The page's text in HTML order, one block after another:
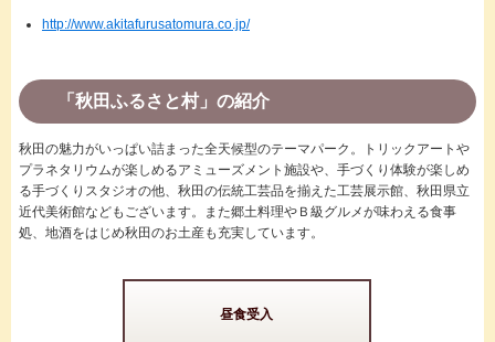
http://www.akitafurusatomura.co.jp/
「秋田ふるさと村」の紹介
秋田の魅力がいっぱい詰まった全天候型のテーマパーク。トリックアートや
プラネタリウムが楽しめるアミューズメント施設や、手づくり体験が楽しめ
る手づくりスタジオの他、秋田の伝統工芸品を揃えた工芸展示館、秋田県立
近代美術館などもございます。また郷土料理やＢ級グルメが味わえる食事
処、地酒をはじめ秋田のお土産も充実しています。
昼食受入